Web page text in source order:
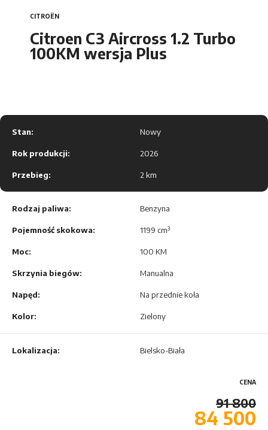
CITROËN
Citroen C3 Aircross 1.2 Turbo
100KM wersja Plus
Stan: Nowy
Rok produkcji: 2026
Przebieg: 2 km
Rodzaj paliwa: Benzyna
Pojemność skokowa: 1199 cm³
Moc: 100 KM
Skrzynia biegów: Manualna
Napęd: Na przednie koła
Kolor: Zielony
Lokalizacja: Bielsko-Biała
CENA
91 800
84 500
Nowy C5 Aircross
Nowy ë-C5 Aircross
Hybrid
ë-Spacetourer
Berlingo VAN / VAN
ELECTRIC
Jumpy / ë-Jumpy
Jumper / ë-Jumper
DS Automobiles
Citroën
Car Detailing